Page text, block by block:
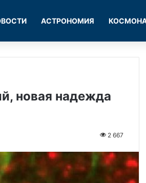
АСТРОНОМИЯ
новая надежда
2 667